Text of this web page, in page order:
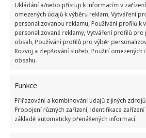
Ukládání a/nebo přístup k informacím v
omezených údajů k výběru reklam, Vytváření
personalizovanou reklamu, Používání profilů k
personalizované reklamy, Vytváření profilů pro
obsah, Používání profilů pro výběr
Rozvoj a zlepšování služeb, Použití omezených
obsahu.
Funkce
Přiřazování a kombinování údajů z jiných
Propojení různých zařízení, Identifikace zařízení
základě automaticky přenášených informací.
Nejúčinnější je vždy zakročit ručně
zahradního nářadí. Plevel musí být
s kořenem, aby se zabránilo jeho
objevení. Takový proces zabere
zahradníky, kteří si práci na
Vařící voda
Tuto metodu zná mnoho lidí,